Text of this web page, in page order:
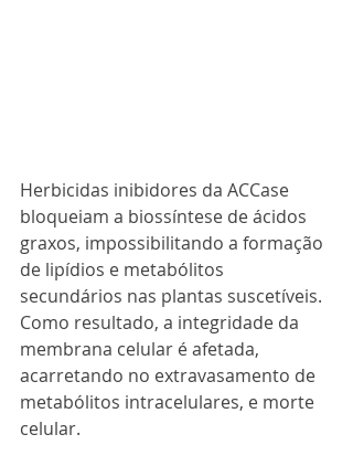
Herbicidas inibidores da ACCase
bloqueiam a biossíntese de ácidos
graxos, impossibilitando a formação
de lipídios e metabólitos
secundários nas plantas suscetíveis.
Como resultado, a integridade da
membrana celular é afetada,
acarretando no extravasamento de
metabólitos intracelulares, e morte
celular.